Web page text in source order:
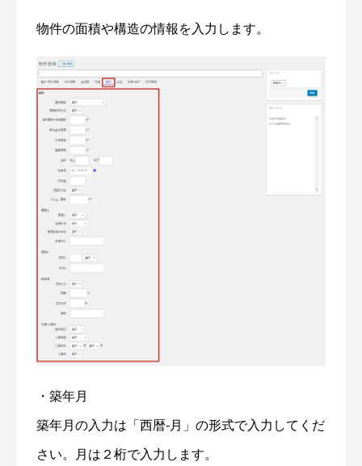
物件の面積や構造の情報を入力します。
・築年月
築年月の入力は「西暦-月」の形式で入力してくだ
さい。月は２桁で入力します。